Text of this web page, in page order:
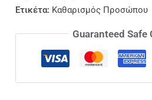
Ετικέτα: Καθαρισμός Προσώπου
Guaranteed Safe